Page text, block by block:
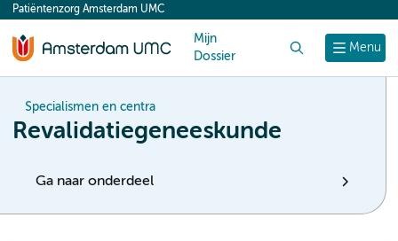
content
Menu
Patiëntenzorg Amsterdam UMC
Mijn
Dossier
Specialismen en centra
Revalidatiegeneeskunde
Ga naar onderdeel